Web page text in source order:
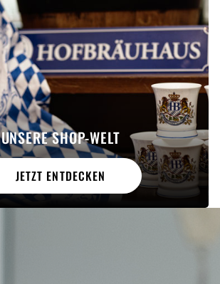
UNSERE SHOP-WELT
JETZT ENTDECKEN